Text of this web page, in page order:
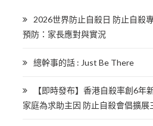
2026世界防止自殺日 防止自殺
預防：家長應對與實況
總幹事的話 : Just Be There
【即時發布】香港自殺率創6年
家庭為求助主因 防止自殺會倡擴